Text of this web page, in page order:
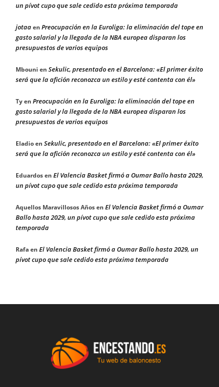
un pívot cupo que sale cedido esta próxima temporada
jotaaen Preocupación en la Euroliga: la eliminación del tope en
gasto salarial y la llegada de la NBA europea disparan los
presupuestos de varios equipos
Mbouni en Sekulic, presentado en el Barcelona: «El primer éxito
será que la afición reconozca un estilo y esté contenta con él»
Tyen Preocupación en la Euroliga: la eliminación del tope en
gasto salarial y la llegada de la NBA europea disparan los
presupuestos de varios equipos
Eladioen Sekulic, presentado en el Barcelona: «El primer éxito
será que la afición reconozca un estilo y esté contenta con él»
Eduardosen El Valencia Basket firmó a Oumar Ballo hasta 2029,
un pívot cupo que sale cedido esta próxima temporada
Aquellos Maravillosos Añosen El Valencia Basket firmó a Oumar
Ballo hasta 2029, un pívot cupo que sale cedido esta próxima
temporada
Rafaen El Valencia Basket firmó a Oumar Ballo hasta 2029, un
pívot cupo que sale cedido esta próxima temporada